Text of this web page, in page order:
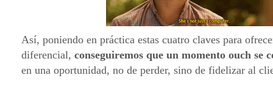
Así, poniendo en práctica estas cuatro claves para
diferencial, conseguiremos que un momento ouch se
en una oportunidad, no de perder, sino de fidelizar al